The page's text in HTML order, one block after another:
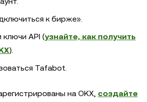
к бирже».
API (узнайте, как получить
).
Tafabot.
на OKX, создайте